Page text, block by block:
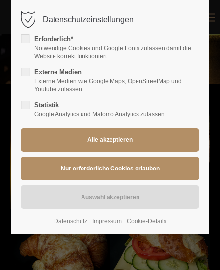
Login
Benutzername
Passwort
Support
24h/ 365days
Datenschutzeinstellungen
Erforderlich*
Notwendige Cookies und Google Fonts zulassen damit die
Website korrekt funktioniert
Externe Medien
Externe Medien wie Google Maps, OpenStreetMap und
Youtube zulassen
Statistik
Google Analytics und Matomo Analytics zulassen
Datenschutz Impressum Cookie-Details